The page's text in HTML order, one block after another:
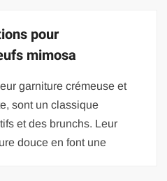
pour
mimosa
garniture crémeuse et
sont un classique
et des brunchs. Leur
douce en font une